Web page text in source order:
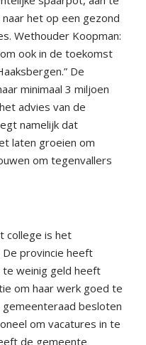
het op een gezond
Wethouder Koopman:
ook in de toekomst
De
minimaal 3 miljoen
advies van de
namelijk dat
laten groeien om
om tegenvallers
college is het
provincie heeft
weinig geld heeft
om haar werk goed te
besloten
om vacatures in te
de gemeente